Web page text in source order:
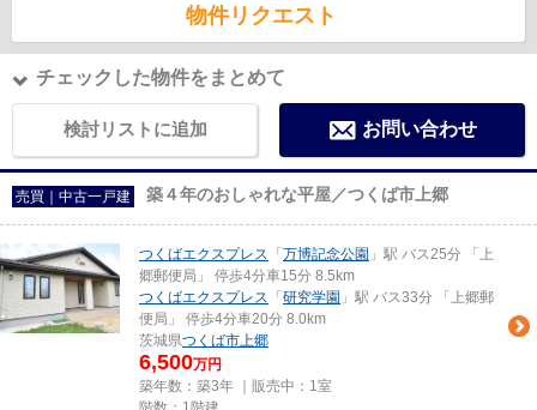
物件リクエスト
チェックした物件をまとめて
検討リストに追加 お問い合わせ
売買｜中古一戸建 築４年のおしゃれな平屋／つくば市上郷
つくばエクスプレス 「 万博記念公園 」駅 バス25分 「上
郷郵便局」 停歩4分車15分 8.5km
つくばエクスプレス 「 研究学園 」駅 バス33分 「上郷郵
便局」 停歩4分車20分 8.0km
茨城県つくば市上郷
6,500万円
築年数：築3年 ｜販売中： 1室